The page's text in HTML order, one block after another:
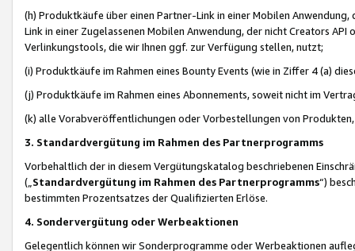
(h) Produktkäufe über einen Partner-Link in einer Mobilen
Link in einer Zugelassenen Mobilen Anwendung, der nicht Creators
Verlinkungstools, die wir Ihnen ggf. zur Verfügung stellen, nutzt;
(i) Produktkäufe im Rahmen eines Bounty Events (wie in Ziffer 4 (a)
(j) Produktkäufe im Rahmen eines Abonnements, soweit nicht im
(k) alle Vorabveröffentlichungen oder Vorbestellungen von
3. Standardvergütung im Rahmen des Partnerprogramms
Vorbehaltlich der in diesem Vergütungskatalog beschriebenen
(„ Standardvergütung im Rahmen des Partnerprogramms“)
bestimmten Prozentsatzes der Qualifizierten Erlöse.
4. Sondervergütung oder Werbeaktionen
Gelegentlich können wir Sonderprogramme oder Werbeaktionen